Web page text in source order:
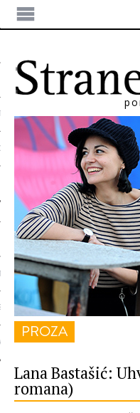
PROZA
Lana Bastašić:
romana)